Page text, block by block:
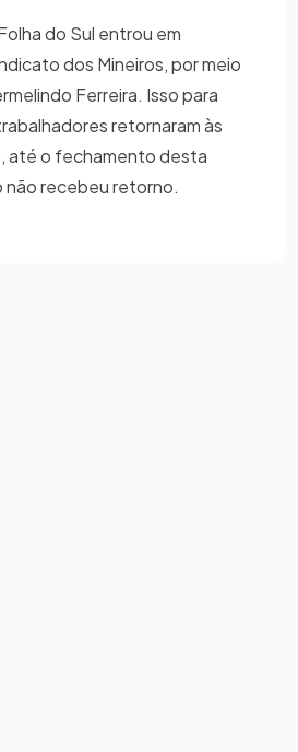
do Sul entrou em
dos Mineiros, por meio
Ferreira. Isso para
retornaram às
até o fechamento desta
não recebeu retorno.